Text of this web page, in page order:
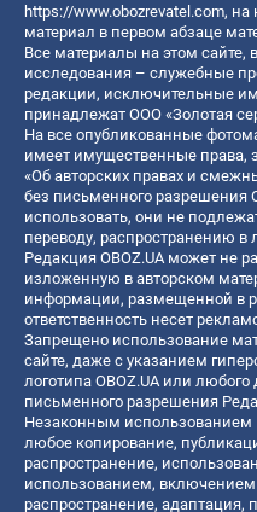
https://www.obozrevatel.com, на
материал в первом абзаце
Все материалы на этом сайте,
исследования – служебные
редакции, исключительные
принадлежат ООО «Золотая
На все опубликованные
имеет имущественные
«Об авторских правах и
без письменного разрешения
использовать, они не
переводу, распространению
Редакция OBOZ.UA может не
изложенную в авторском
информации, размещенной в
ответственность несет
Запрещено использование
сайте, даже с указанием
логотипа OBOZ.UA или
письменного разрешения
Незаконным использованием
любое копирование,
распространение,
использованием, включением
распространение, адаптация,